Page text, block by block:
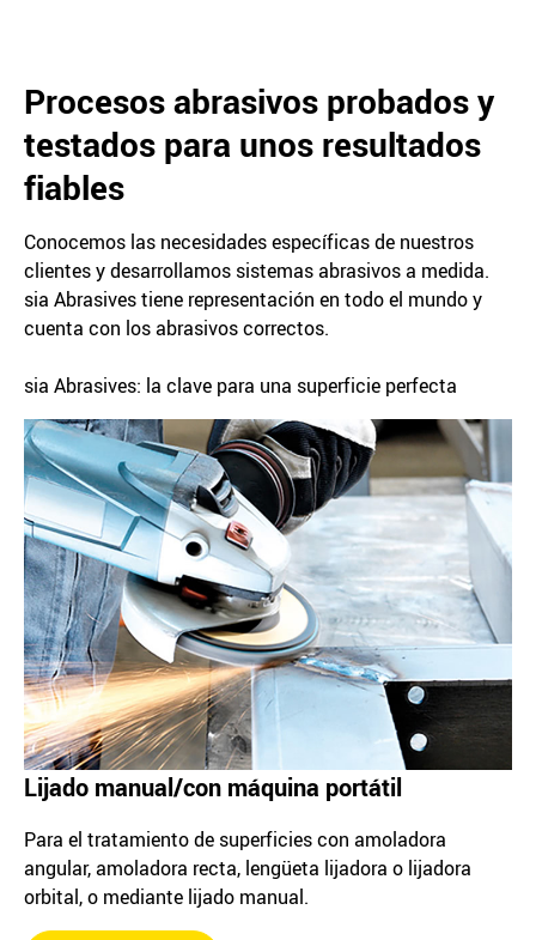
Procesos abrasivos probados y
testados para unos resultados
fiables
Conocemos las necesidades específicas de nuestros
clientes y desarrollamos sistemas abrasivos a medida.
sia Abrasives tiene representación en todo el mundo y
cuenta con los abrasivos correctos.
sia Abrasives: la clave para una superficie perfecta
Lijado manual/con máquina portátil
Para el tratamiento de superficies con amoladora
angular, amoladora recta, lengüeta lijadora o lijadora
orbital, o mediante lijado manual.